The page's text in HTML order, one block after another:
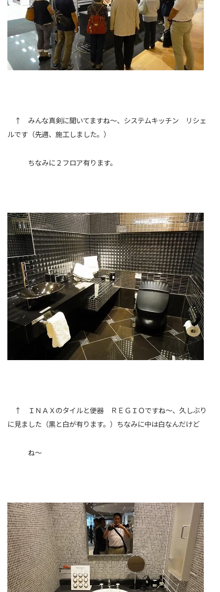
↑ みんな真剣に聞いてますね～、システムキッチン リシェ
ルです（先週、施工しました。）
ちなみに２フロア有ります。
↑ ＩＮＡＸのタイルと便器 ＲＥＧＩＯですね～、久しぶり
に見ました（黒と白が有ります。）ちなみに中は白なんだけど
ね～